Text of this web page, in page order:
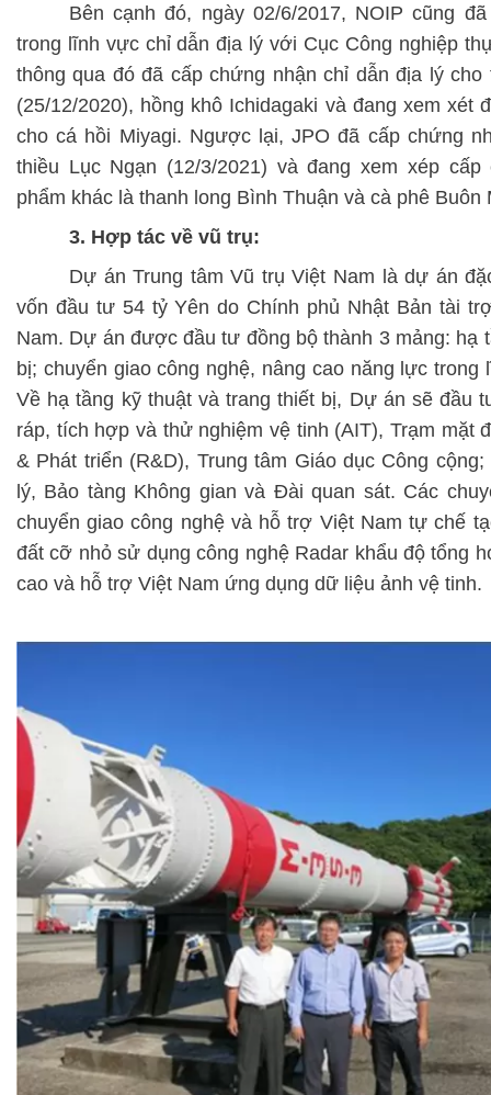
Bên cạnh đó, ngày 02/6/2017, NOIP cũng
trong lĩnh vực chỉ dẫn địa lý với Cục Công nghiệp
thông qua đó đã cấp chứng nhậnchỉ dẫn địa lýcho
(25/12/2020), hồng khô Ichidagaki và đang xem xét
cho cá hồi Miyagi. Ngược lại, JPO đã cấp chứng
thiều Lục Ngạn (12/3/2021) và đang xem xép
phẩm khác là thanh long Bình Thuận và cà phê Buôn
3. Hợp tác về vũ trụ:
Dự án Trung tâm Vũ trụ Việt Nam là dự án
vốn đầu tư 54 tỷ Yên do Chính phủ Nhật Bản tài
Nam. Dự án được đầu tư đồng bộ thành 3 mảng: hạ
bị; chuyển giao công nghệ, nâng cao năng lực
Về hạ tầng kỹ thuật và trang thiết bị, Dự án sẽ đầu
ráp, tích hợp và thử nghiệm vệ tinh (AIT), Trạm mặt
& Phát triển (R&D), Trung tâm Giáo dục Công
lý, Bảo tàng Không gian và Đài quan sát. Các
chuyển giao công nghệ và hỗ trợ Việt Nam tự chế
đất cỡ nhỏ sử dụng công nghệ Radar khẩu độ tổng
cao và hỗ trợ Việt Nam ứng dụng dữ liệu ảnh vệ tinh.